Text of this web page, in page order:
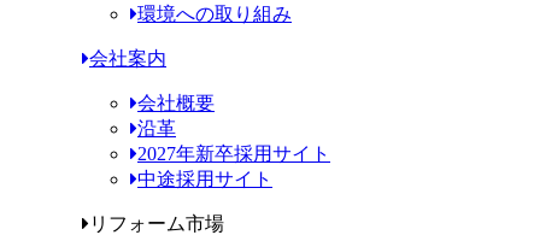
環境への取り組み
会社案内
会社概要
沿革
2027年新卒採用サイト
中途採用サイト
リフォーム市場